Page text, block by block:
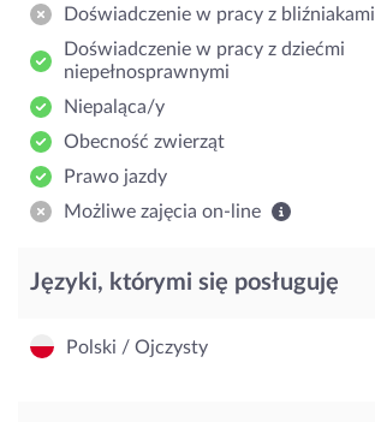
Doświadczenie w pracy z bliźniakami
Doświadczenie w pracy z dziećmi
niepełnosprawnymi
Niepaląca/y
Obecność zwierząt
Prawo jazdy
Możliwe zajęcia on-line
Języki, którymi się posługuję
Polski / Ojczysty